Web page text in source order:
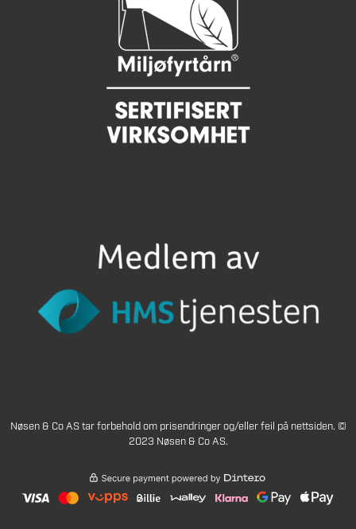
Nøsen & Co AS tar forbehold om prisendringer og/eller feil på nettsiden. ©
2023 Nøsen & Co AS.